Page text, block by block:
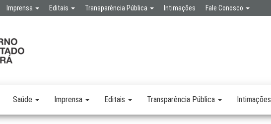
Imprensa Editais Transparência Pública Intimações Fale Conosco
Saúde Imprensa Editais Transparência Pública Intimações